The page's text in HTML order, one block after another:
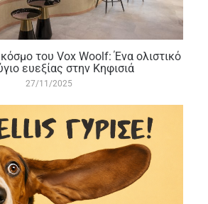
του Vox Woolf: Ένα ολιστικό
ευεξίας στην Κηφισιά
27/11/2025